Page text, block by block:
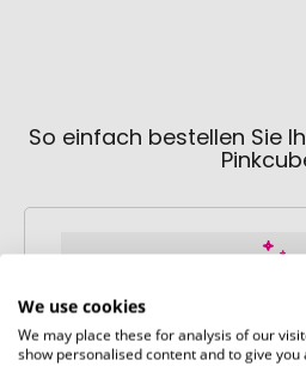
So einfach bestellen Sie
Schritt 1:
We use cookies
We may place these for analysis of our
show personalised content and to give